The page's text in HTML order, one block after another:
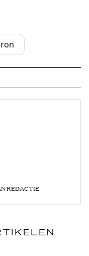
REDACTIE